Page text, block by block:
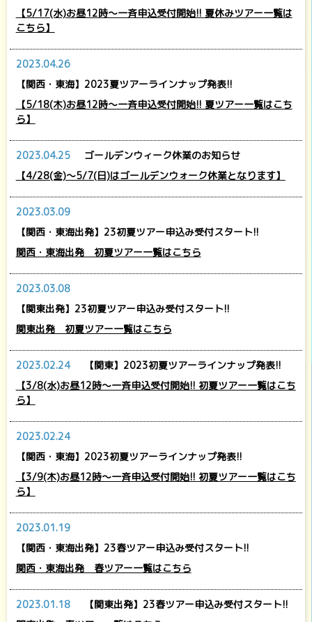
【5/17(水)お昼12時～一斉申込受付開始!! 夏休みツアー一覧は
こちら】
2023.04.26
【関西・東海】2023夏ツアーラインナップ発表!!
【5/18(木)お昼12時～一斉申込受付開始!! 夏ツアー一覧はこち
ら】
2023.04.25
ゴールデンウィーク休業のお知らせ
【4/28(金)～5/7(日)はゴールデンウォーク休業となります】
2023.03.09
【関西・東海出発】23初夏ツアー申込み受付スタート!!
関西・東海出発 初夏ツアー一覧はこちら
2023.03.08
【関東出発】23初夏ツアー申込み受付スタート!!
関東出発 初夏ツアー一覧はこちら
2023.02.24
【関東】2023初夏ツアーラインナップ発表!!
【3/8(水)お昼12時～一斉申込受付開始!! 初夏ツアー一覧はこち
ら】
2023.02.24
【関西・東海】2023初夏ツアーラインナップ発表!!
【3/9(木)お昼12時～一斉申込受付開始!! 初夏ツアー一覧はこち
ら】
2023.01.19
【関西・東海出発】23春ツアー申込み受付スタート!!
関西・東海出発 春ツアー一覧はこちら
2023.01.18
【関東出発】23春ツアー申込み受付スタート!!